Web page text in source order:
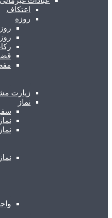
اعتکاف
روزه
زیارت
نماز